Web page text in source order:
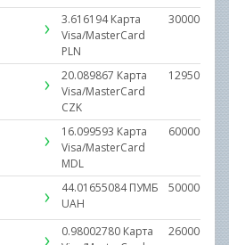
3.616194 Карта
Visa/MasterCard
PLN
20.089867 Карта
Visa/MasterCard
CZK
16.099593 Карта
Visa/MasterCard
MDL
44.01655084 ПУМБ
UAH
0.98002780 Карта